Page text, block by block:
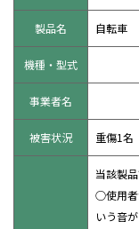
製品名 自転車
機種・型式
事業者名
被害状況 重傷1名
当該製
○使用者
いう音